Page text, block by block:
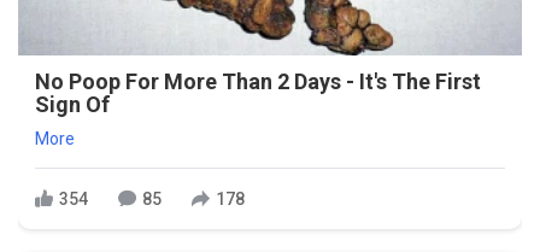
No Poop For More Than 2 Days - It's The First
Sign Of
More
354 85 178